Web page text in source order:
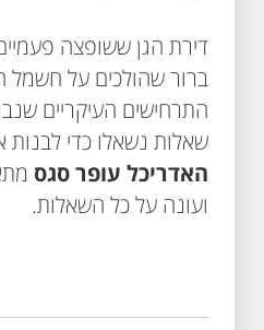
דירת הגן ששופצה
ברור שהולכים על חשמל
התרחישים העיקריים
שאלות נשאלו כדי
האדריכל עופר סגס
ועונה על כל השאלות.